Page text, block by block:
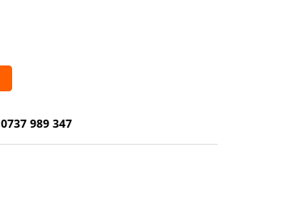
0737 989 347